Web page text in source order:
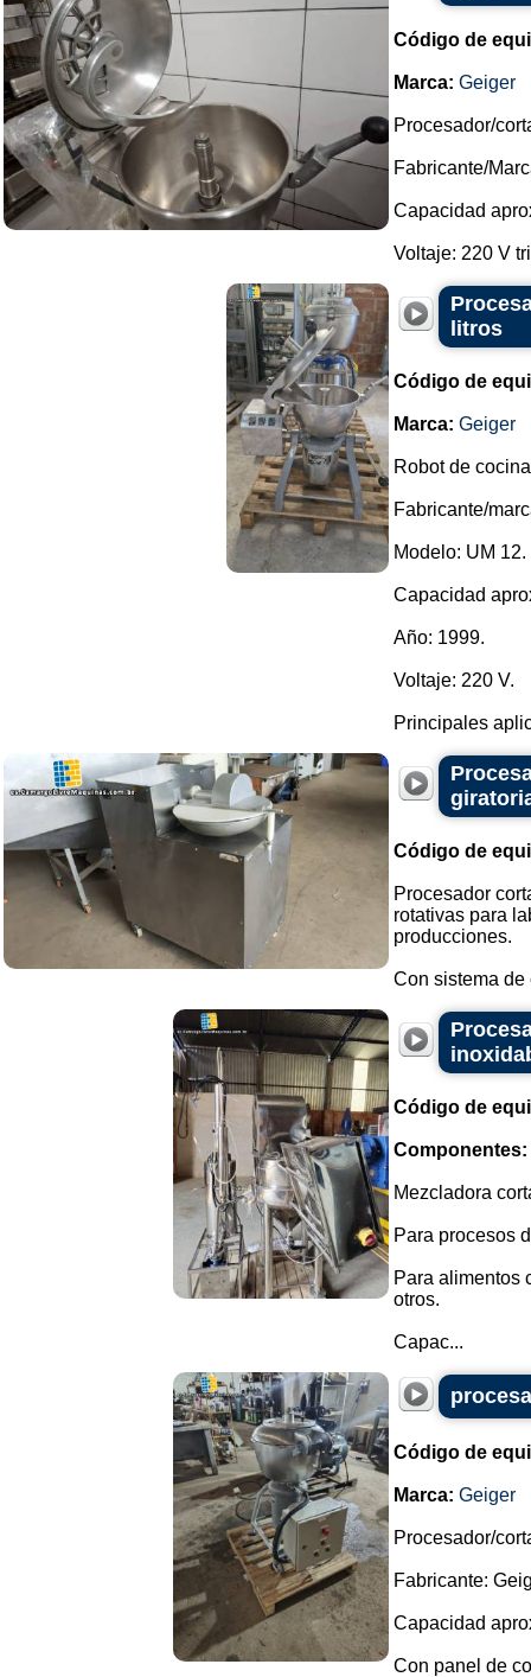
Código de
Marca: Geiger
Procesador/
Fabricante/
Capacidad
Voltaje: 220 V
litros
Código de
Marca: Geiger
Robot de
Fabricante/
Modelo: UM 12.
Capacidad
Año: 1999.
Voltaje: 220 V.
Principales
Código de
Procesador
rotativas para
producciones.
Con sistema de
Código de
Componentes:
Mezcladora
Para procesos
Para alimentos
otros.
Capac...
Código de
Marca: Geiger
Procesador/
Fabricante:
Capacidad
Con panel de